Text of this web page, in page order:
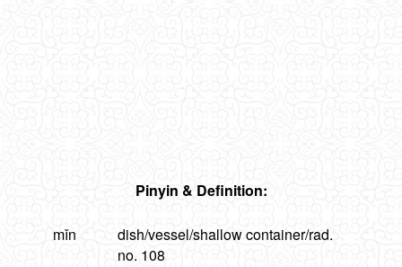
Pinyin & Definition:
mǐn
dish/vessel/shallow container/rad.
no. 108